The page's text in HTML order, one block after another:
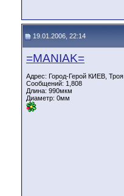
19.01.2006, 22:14
=MANIAK=
Адрес: Город-Герой КИЕВ, Троя
Сообщений: 1,808
Длина: 990мкм
Диаметр: 0мм